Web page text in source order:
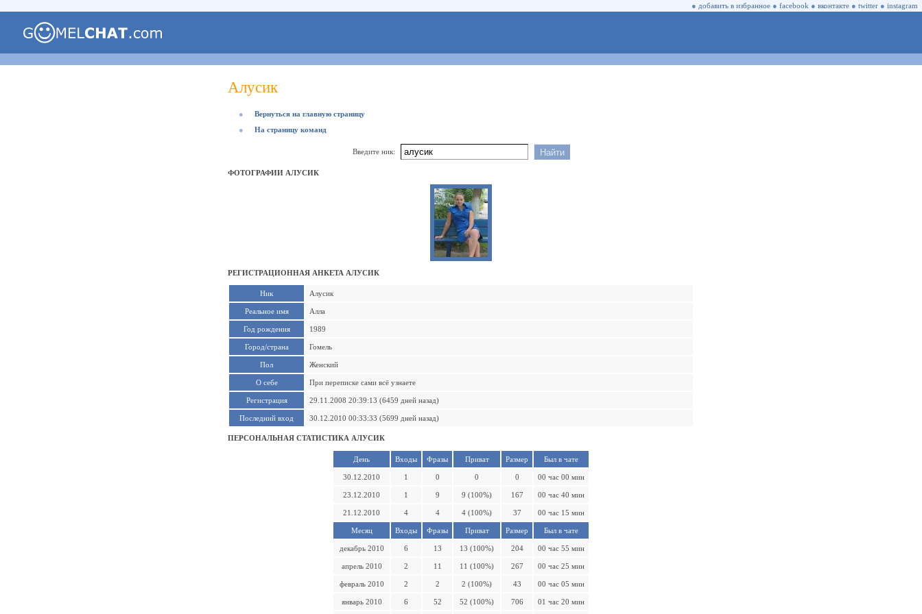
● добавить в избранное ● facebook ● вконтакте ● twitter ● instagram
Алусик
●
Вернуться на главную страницу
●
На страницу команд
Введите ник:
ФОТОГРАФИИ АЛУСИК
РЕГИСТРАЦИОННАЯ АНКЕТА АЛУСИК
Ник Алусик
Реальное имя Алла
Год рождения 1989
Город/страна Гомель
Пол Женский
О себе При переписке сами всё узнаете
Регистрация 29.11.2008 20:39:13 (6459 дней назад)
Последний вход 30.12.2010 00:33:33 (5699 дней назад)
ПЕРСОНАЛЬНАЯ СТАТИСТИКА АЛУСИК
День Входы Фразы Приват Размер Был в чате
30.12.2010 1 0 0 0 00 час 00 мин
23.12.2010 1 9 9 (100%) 167 00 час 40 мин
21.12.2010 4 4 4 (100%) 37 00 час 15 мин
Месяц Входы Фразы Приват Размер Был в чате
декабрь 2010 6 13 13 (100%) 204 00 час 55 мин
апрель 2010 2 11 11 (100%) 267 00 час 25 мин
февраль 2010 2 2 2 (100%) 43 00 час 05 мин
январь 2010 6 52 52 (100%) 706 01 час 20 мин